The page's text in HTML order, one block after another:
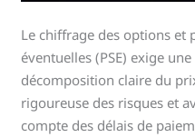
Le chiffrage des options et
éventuelles (PSE) exige
décomposition claire du
rigoureuse des risques et
compte des délais de